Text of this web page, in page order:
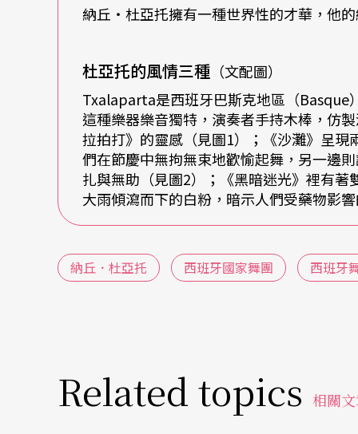
他的作品風格，也十足反映了他的血緣與經
相關網站
杜亞托個人網站：http://www.alhma.com/
荷蘭舞蹈劇場：http://www.ndt.nl/en/
納丘‧杜亞托擁有一種世界性的才華，他
杜亞托的風情三種 （文配圖）
Txalaparta是西班牙巴斯克地區（Basque
這種樂器樂音獨特，演奏者手持木棒，仿
拉拍打》的靈感（見圖1）；《沙灘》呈
們在節慶中無拘無束地歡愉起舞，另一邊
扎與無助（見圖2）；《黑暗迷光》裡有
大雨傾瀉而下的白粉，暗示人們受藥物影
納丘．杜亞托 西班牙國家舞團 西班牙
Related topics 相關